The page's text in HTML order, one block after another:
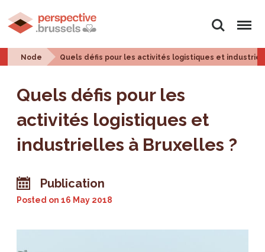
Search Menu
Node Quels défis pour les activités logistiques et
Quels défis pour les
activités logistiques et
industrielles à Bruxelles ?
Publication
Posted on16 May 2018